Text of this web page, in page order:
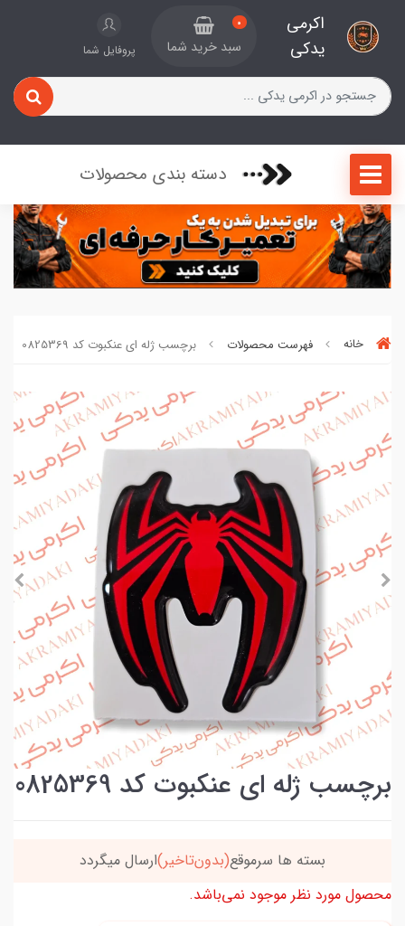
اکرمی
یدکی
0
سبد خرید شما پروفایل شما
دسته بندی محصولات
خانه فهرست محصولات برچسب ژله ای عنکبوت کد 0825369
برچسب ژله ای عنکبوت کد 0825369
بسته ها سرموقع(بدون‌تاخیر)ارسال میگردد
محصول مورد نظر موجود نمی‌باشد.